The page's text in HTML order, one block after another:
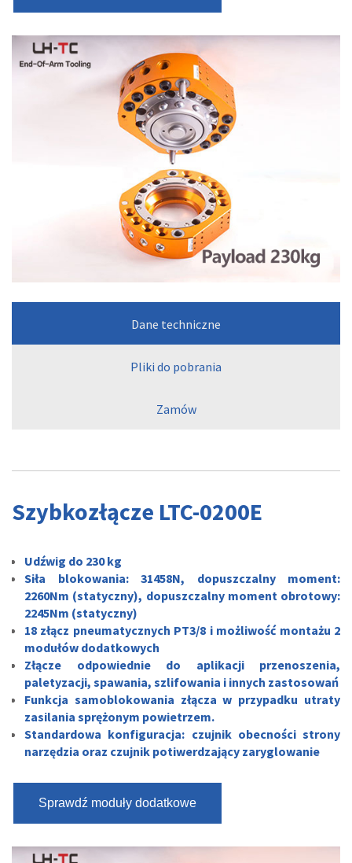
Dane techniczne
Pliki do pobrania
Zamów
Szybkozłącze LTC-0200E
Udźwig do 230 kg
Siła blokowania: 31458N, dopuszczalny moment:
2260Nm (statyczny), dopuszczalny moment obrotowy:
2245Nm (statyczny)
18 złącz pneumatycznych PT3/8 i możliwość montażu 2
modułów dodatkowych
Złącze odpowiednie do aplikacji przenoszenia,
paletyzacji, spawania, szlifowania i innych zastosowań
Funkcja samoblokowania złącza w przypadku utraty
zasilania sprężonym powietrzem.
Standardowa konfiguracja: czujnik obecności strony
narzędzia oraz czujnik potiwerdzający zaryglowanie
Sprawdź moduły dodatkowe